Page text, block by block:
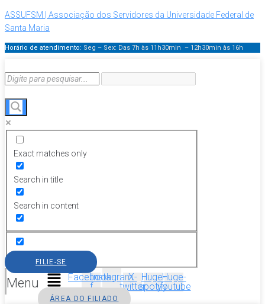
ASSUFSM | Associação dos Servidores da Universidade Federal de
Santa Maria
Horário de atendimento: Seg – Sex: Das 7h às 11h30min – 12h30min às 16h
Exact matches only
Search in title
Search in content
Menu
FILIE-SE
Facebook-
f
InstagramX-
twitter
Huge-
spotify
Huge-
youtube
ÁREA DO FILIADO